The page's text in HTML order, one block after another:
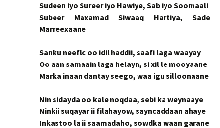
Sudeen iyo Sureer iyo Hawiye, Sab iyo Soomaali
Subeer Maxamad Siwaaq Hartiya, Sade
Marreexaane
Sanku neeflc oo idil haddii, saafi laga waayay
Oo aan samaain laga helayn, si xil le mooyaane
Marka inaan dantay seego, waa igu silloonaane
Nin sidayda oo kale noqdaa, sebi ka weynaaye
Ninkii suqayar ii filahayow, sayncaddaan ahaye
Inkastoo la ii saamadaho, sowdka waan garane